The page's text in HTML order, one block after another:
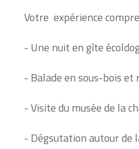
Votre expérience
- Une nuit en gîte
- Balade en sous-bois et
- Visite du musée de la
- Dégsutation autour de